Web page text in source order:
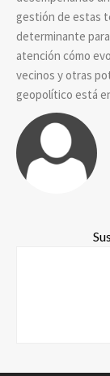
gestión de estas
determinante
atención cómo
vecinos y otras
geopolítico está